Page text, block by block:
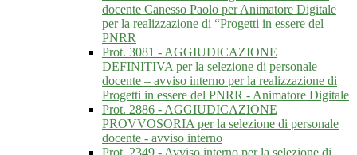
docente Canesso Paolo per Animatore Digitale
per la realizzazione di “Progetti in essere del
PNRR
Prot. 3081 - AGGIUDICAZIONE
DEFINITIVA per la selezione di personale
docente – avviso interno per la realizzazione di
Progetti in essere del PNRR - Animatore Digitale
Prot. 2886 - AGGIUDICAZIONE
PROVVOSORIA per la selezione di personale
docente - avviso interno